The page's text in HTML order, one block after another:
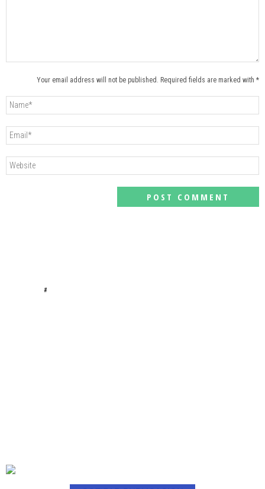
Your email address will not be published. Required fields are marked with *
#